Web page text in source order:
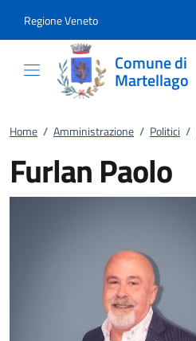
Regione Veneto
Comune di
Martellago
Home / Amministrazione / Politici /
Furlan Paolo